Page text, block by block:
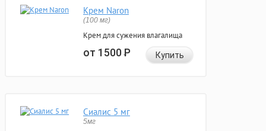
Крем Naron
(100 мг)
Крем для сужения влагалища
от 1500Р Купить
Сиалис 5 мг
5мг